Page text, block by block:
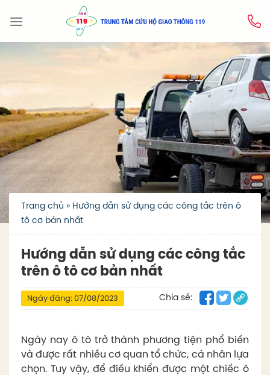
Trang chủ » Hướng dẫn sử dụng các công tắc trên ô
tô cơ bản nhất
Hướng dẫn sử dụng các công tắc
trên ô tô cơ bản nhất
Ngày đăng: 07/08/2023 Chia sẻ:
Ngày nay ô tô trở thành phương tiện phổ biến
và được rất nhiều cơ quan tổ chức, cá nhân lựa
chọn. Tuy vậy, để điều khiển được một chiếc ô